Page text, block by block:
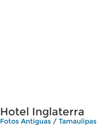
Hotel Inglaterra
Fotos Antiguas / Tamaulipas